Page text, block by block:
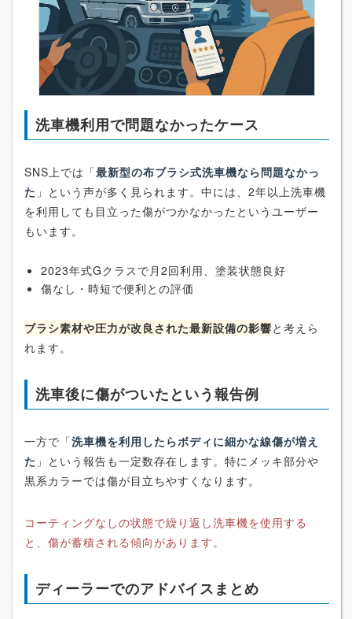
洗車機利用で問題なかったケース
SNS上では「最新型の布ブラシ式洗車機なら問題なかっ
た 」という声が多く見られます。中には、2年以上洗車機
を利用しても目立った傷がつかなかったというユーザー
もいます。
2023年式Gクラスで月2回利用、塗装状態良好
傷なし・時短で便利との評価
ブラシ素材や圧力が改良された最新設備の影響と考えら
れます。
洗車後に傷がついたという報告例
一方で「洗車機を利用したらボディに細かな線傷が増え
た 」という報告も一定数存在します。特にメッキ部分や
黒系カラーでは傷が目立ちやすくなります。
コーティングなしの状態で繰り返し洗車機を使用する
と、傷が蓄積される傾向があります。
ディーラーでのアドバイスまとめ